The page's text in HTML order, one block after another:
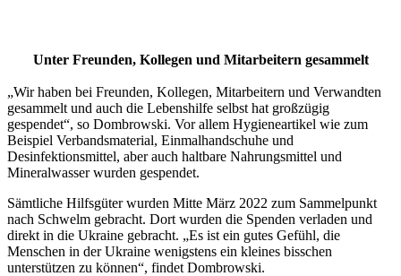
Unter Freunden, Kollegen und Mitarbeitern gesammelt
„Wir haben bei Freunden, Kollegen, Mitarbeitern und Verwandten
gesammelt und auch die Lebenshilfe selbst hat großzügig
gespendet“, so Dombrowski. Vor allem Hygieneartikel wie zum
Beispiel Verbandsmaterial, Einmalhandschuhe und
Desinfektionsmittel, aber auch haltbare Nahrungsmittel und
Mineralwasser wurden gespendet.
Sämtliche Hilfsgüter wurden Mitte März 2022 zum Sammelpunkt
nach Schwelm gebracht. Dort wurden die Spenden verladen und
direkt in die Ukraine gebracht. „Es ist ein gutes Gefühl, die
Menschen in der Ukraine wenigstens ein kleines bisschen
unterstützen zu können“, findet Dombrowski.